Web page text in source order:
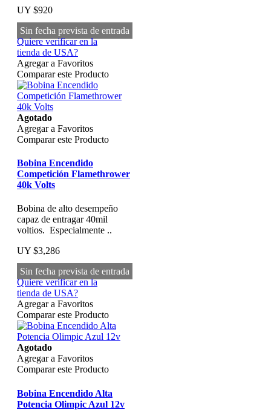
UY $920
Sin fecha prevista de entrada
Quiere verificar en la
tienda de USA?
Agregar a Favoritos
Comparar este Producto
Agotado
Agregar a Favoritos
Comparar este Producto
Bobina Encendido
Competición Flamethrower
40k Volts
Bobina de alto desempeño
capaz de entragar 40mil
voltios. Especialmente ..
UY $3,286
Sin fecha prevista de entrada
Quiere verificar en la
tienda de USA?
Agregar a Favoritos
Comparar este Producto
Agotado
Agregar a Favoritos
Comparar este Producto
Bobina Encendido Alta
Potencia Olimpic Azul 12v